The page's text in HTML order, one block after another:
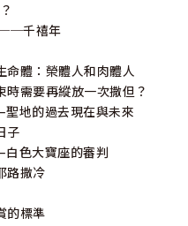
千禧年
體：榮體人和肉體人
需要再縱放一次撒但？
地的過去現在與未來
子
色大寶座的審判
路撒冷
的標準